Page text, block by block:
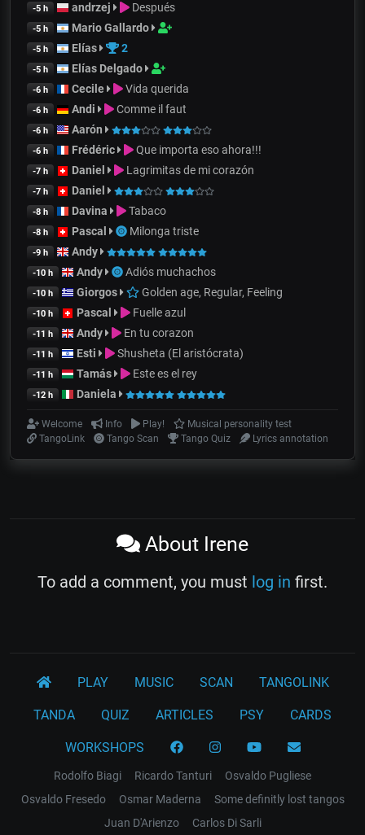
-5 h andrzej Después
-5 h Mario Gallardo
-5 h Elías 2
-5 h Elías Delgado
-6 h Cecile Vida querida
-6 h Andi Comme il faut
-6 h Aarón
-6 h Frédéric Que importa eso ahora!!!
-7 h Daniel Lagrimitas de mi corazón
-7 h Daniel
-8 h Davina Tabaco
-8 h Pascal Milonga triste
-9 h Andy
-10 h Andy Adiós muchachos
-10 h Giorgos Golden age, Regular, Feeling
-10 h Pascal Fuelle azul
-11 h Andy En tu corazon
-11 h Esti Shusheta (El aristócrata)
-11 h Tamás Este es el rey
-12 h Daniela
Welcome Info Play!
Musical personality test
TangoLink
Tango Scan Tango Quiz Lyrics annotation
About Irene
To add a comment, you must log in first.
PLAY MUSIC SCAN TANGOLINK
TANDA QUIZ ARTICLES PSY CARDS
WORKSHOPS
Rodolfo Biagi Ricardo Tanturi
Osvaldo Pugliese
Osvaldo Fresedo
Osmar Maderna
Some definitly lost tangos
Juan D'Arienzo
Carlos Di Sarli